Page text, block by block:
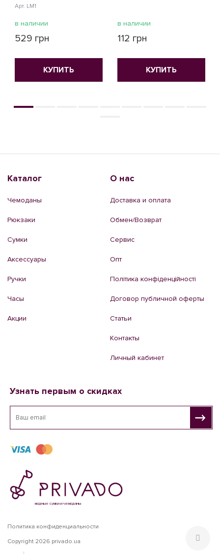
Арт. LM1
в наличии
529 грн
КУПИТЬ
в наличии
112 грн
КУПИТЬ
Каталог
Чемоданы
Рюкзаки
Сумки
Аксессуары
Ручки
Часы
Акции
О нас
Доставка и оплата
Обмен/Возврат
Сервис
Опт
Політика конфіденційності
Договор публичной оферты
Статьи
Контакты
Личный кабинет
Узнать первым о скидках
модные сумки и чемоданы
Политика конфиденциальности
Copyright 2026 privado.ua